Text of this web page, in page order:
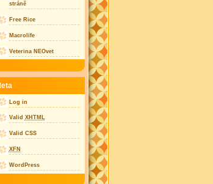
stráně
Free Rice
Macrolife
Veterina NEOvet
Log in
Valid XHTML
Valid CSS
XFN
WordPress